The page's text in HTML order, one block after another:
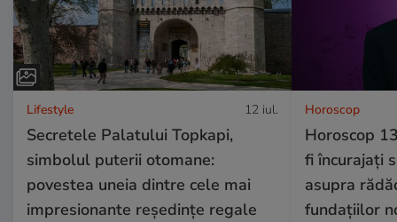
Lifestyle 12 iul.
Secretele Palatului Topkapi,
simbolul puterii otomane:
povestea uneia dintre cele mai
impresionante reședințe regale
Horoscop
Horoscop
fi încurajați
asupra
fundațiilor